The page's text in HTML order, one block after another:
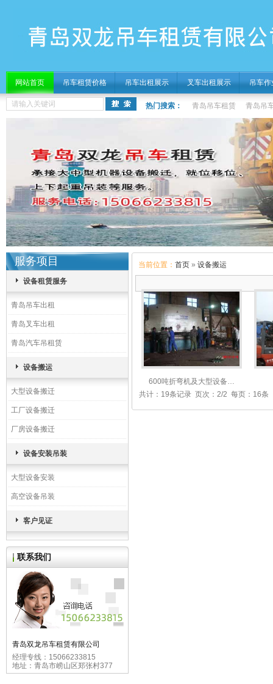
网站首页 吊车租赁价格 吊车出租展示 叉车出租展示 吊车作
热门搜索： 青岛吊车租赁 青岛吊
服务项目
设备租赁服务
青岛吊车出租
青岛叉车出租
青岛汽车吊租赁
设备搬运
大型设备搬迁
工厂设备搬迁
厂房设备搬迁
设备安装吊装
大型设备安装
高空设备吊装
客户见证
联系我们
青岛双龙吊车租赁有限公司
经理专线：15066233815
地址：青岛市崂山区郑张村377
当前位置： 首页 » 设备搬运
600吨折弯机及大型设备…
共计：19条记录 页次：2/2 每页：16条